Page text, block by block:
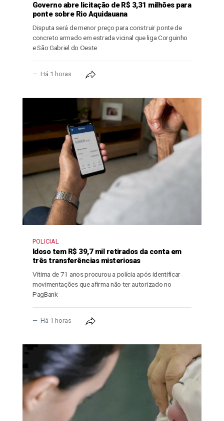
Governo abre licitação de R$ 3,31 milhões para
ponte sobre Rio Aquidauana
Disputa será de menor preço para construir ponte de
concreto armado em estrada vicinal que liga Corguinho
e São Gabriel do Oeste
Há 1 horas
POLICIAL
Idoso tem R$ 39,7 mil retirados da conta em
três transferências misteriosas
Vítima de 71 anos procurou a polícia após identificar
movimentações que afirma não ter autorizado no
PagBank
Há 1 horas